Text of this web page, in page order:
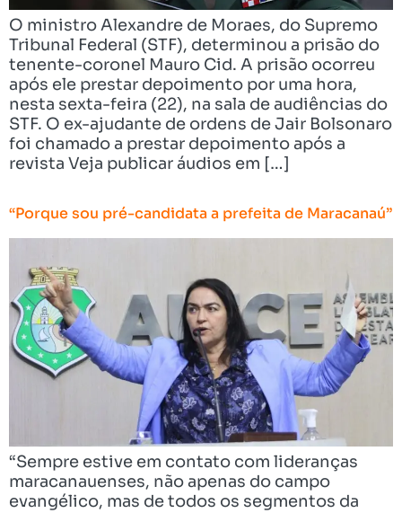
O ministro Alexandre de Moraes, do Supremo
Tribunal Federal (STF), determinou a prisão do
tenente-coronel Mauro Cid. A prisão ocorreu
após ele prestar depoimento por uma hora,
nesta sexta-feira (22), na sala de audiências do
STF. O ex-ajudante de ordens de Jair Bolsonaro
foi chamado a prestar depoimento após a
revista Veja publicar áudios em […]
“Porque sou pré-candidata a prefeita de Maracanaú”
“Sempre estive em contato com lideranças
maracanauenses, não apenas do campo
evangélico, mas de todos os segmentos da